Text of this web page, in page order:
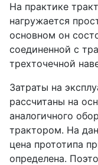
На практике
нагружается
основном он
соединенной с
трехточечной
Затраты на
рассчитаны на
аналогичного
трактором. На
цена прототипа
определена.